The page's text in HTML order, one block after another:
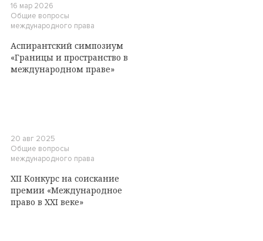
16 мар 2026
Общие вопросы
международного права
Аспирантский симпозиум
«Границы и пространство в
международном праве»
20 авг 2025
Общие вопросы
международного права
XII Конкурс на соискание
премии «Международное
право в XXI веке»